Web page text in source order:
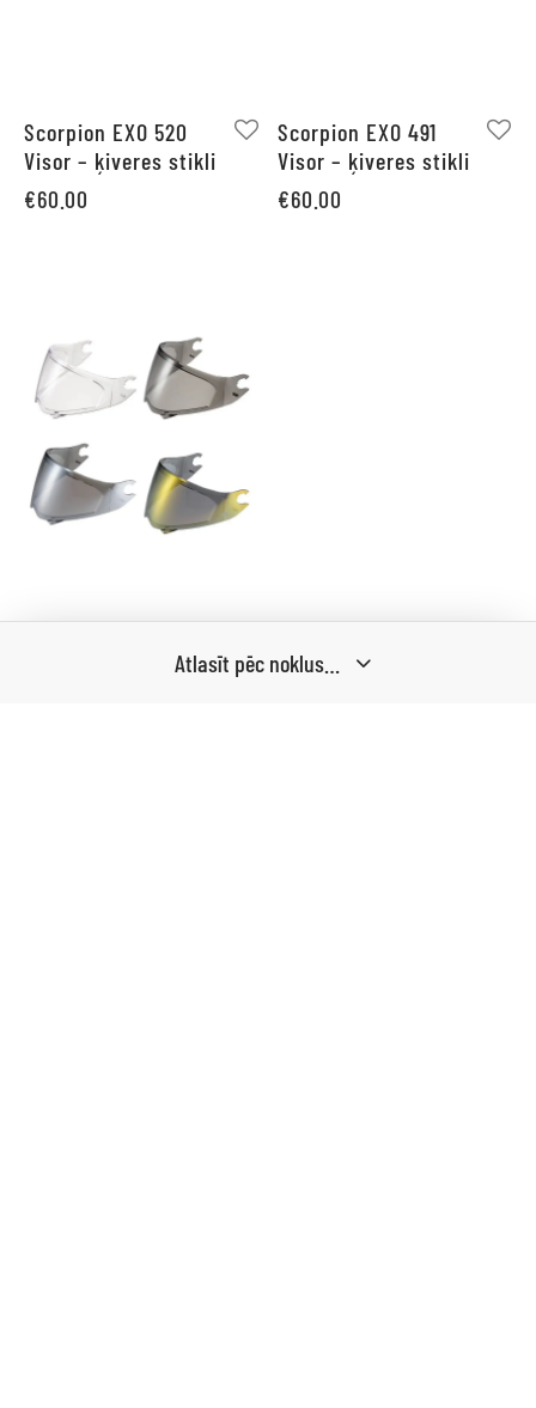
Scorpion EXO 520
Visor – ķiveres stikli
€60.00
Scorpion EXO 491
Visor – ķiveres stikli
€60.00
FX Visor – ķiveres